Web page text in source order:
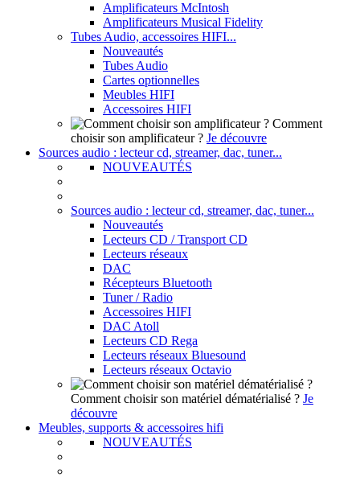
Amplificateurs McIntosh
Amplificateurs Musical Fidelity
Tubes Audio, accessoires HIFI...
Nouveautés
Tubes Audio
Cartes optionnelles
Meubles HIFI
Accessoires HIFI
Comment
choisir son amplificateur ? Je découvre
Sources audio : lecteur cd, streamer, dac, tuner...
NOUVEAUTÉS
Sources audio : lecteur cd, streamer, dac, tuner...
Nouveautés
Lecteurs CD / Transport CD
Lecteurs réseaux
DAC
Récepteurs Bluetooth
Tuner / Radio
Accessoires HIFI
DAC Atoll
Lecteurs CD Rega
Lecteurs réseaux Bluesound
Lecteurs réseaux Octavio
Comment choisir son matériel dématérialisé ? Je
découvre
Meubles, supports & accessoires hifi
NOUVEAUTÉS